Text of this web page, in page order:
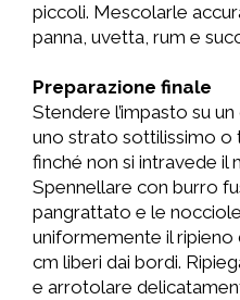
piccoli. Mescolarle
panna, uvetta, rum e
Preparazione finale
Stendere l’impasto su
uno strato sottilissimo o
finché non si intravede il
Spennellare con burro
pangrattato e le
uniformemente il ripieno
cm liberi dai bordi.
e arrotolare